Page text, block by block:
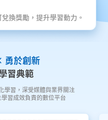
換獎勵，提升學習動力。
勇於創新
習典範
學習，深受媒體與業界關注
習成效負責的數位平台